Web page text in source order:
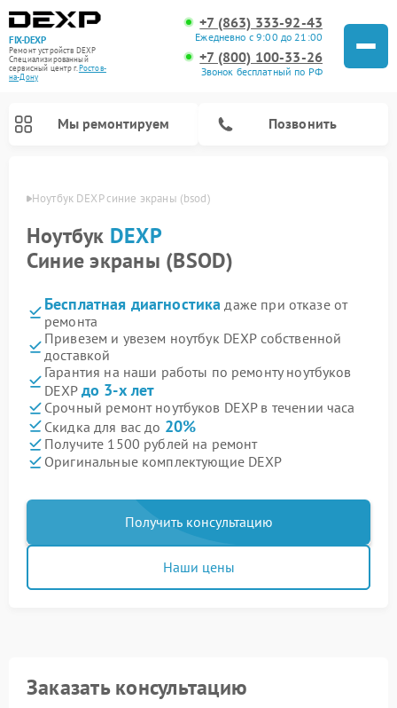
FIX-DEXP
Ремонт устройств DEXP
Специализированный
cервисный центр г.Ростов-
на-Дону
+7 (863) 333-92-43
Ежедневно с 9:00 до 21:00
+7 (800) 100-33-26
Звонок бесплатный по РФ
Мы ремонтируем Позвонить
Ноутбук DEXP синие экраны (bsod)
Ноутбук DEXP
Синие экраны (BSOD)
Бесплатная диагностика даже при отказе от
ремонта
Привезем и увезем ноутбук DEXP собственной
доставкой
Гарантия на наши работы по ремонту ноутбуков
DEXP до 3-х лет
Срочный ремонт ноутбуков DEXP в течении часа
Скидка для вас до 20%
Получите 1500 рублей на ремонт
Оригинальные комплектующие DEXP
Получить консультацию
Наши цены
Заказать консультацию